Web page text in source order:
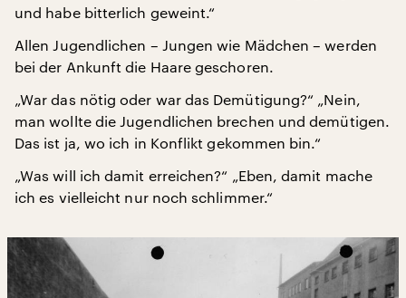
und habe bitterlich geweint.“
Allen Jugendlichen – Jungen wie Mädchen – werden
bei der Ankunft die Haare geschoren.
„War das nötig oder war das Demütigung?“ „Nein,
man wollte die Jugendlichen brechen und demütigen.
Das ist ja, wo ich in Konflikt gekommen bin.“
„Was will ich damit erreichen?“ „Eben, damit mache
ich es vielleicht nur noch schlimmer.“